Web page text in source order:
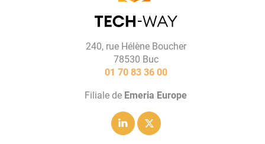
240, rue Hélène Boucher
78530 Buc
01 70 83 36 00
Filiale de Emeria Europe